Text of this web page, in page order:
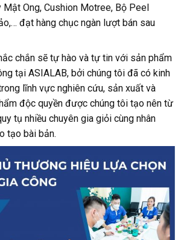
Mật Ong, Cushion Motree, Bộ Peel
đạt hàng chục ngàn lượt bán sau
chắn sẽ tự hào và tự tin với sản phẩm
tại ASIALAB, bởi chúng tôi đã có kinh
lĩnh vực nghiên cứu, sản xuất và
độc quyền được chúng tôi tạo nên từ
tụ nhiều chuyên gia giỏi cùng nhân
tạo bài bản.